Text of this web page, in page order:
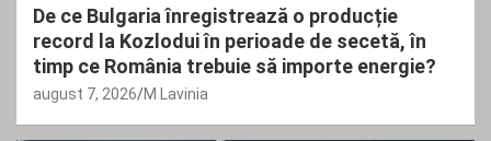
De ce Bulgaria înregistrează o producție
record la Kozlodui în perioade de secetă, în
timp ce România trebuie să importe energie?
august 7, 2026 M Lavinia